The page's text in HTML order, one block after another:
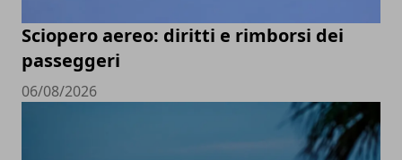
Sciopero aereo: diritti e rimborsi dei
passeggeri
06/08/2026